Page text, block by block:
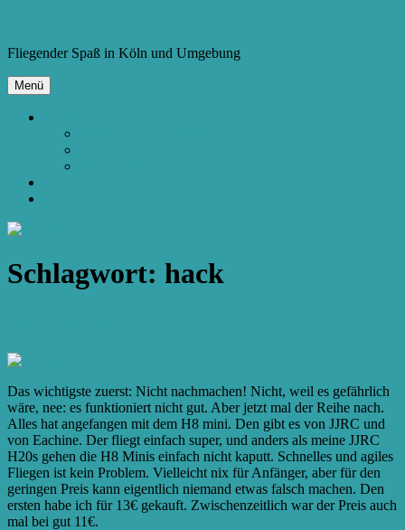
springen
Fliegender Spaß in Köln und Umgebung
Menü
Schlagwort: hack
Das wichtigste zuerst: Nicht nachmachen! Nicht, weil es gefährlich
wäre, nee: es funktioniert nicht gut. Aber jetzt mal der Reihe nach.
Alles hat angefangen mit dem H8 mini. Den gibt es von JJRC und
von Eachine. Der fliegt einfach super, und anders als meine JJRC
H20s gehen die H8 Minis einfach nicht kaputt. Schnelles und agiles
Fliegen ist kein Problem. Vielleicht nix für Anfänger, aber für den
geringen Preis kann eigentlich niemand etwas falsch machen. Den
ersten habe ich für 13€ gekauft. Zwischenzeitlich war der Preis auch
mal bei gut 11€.